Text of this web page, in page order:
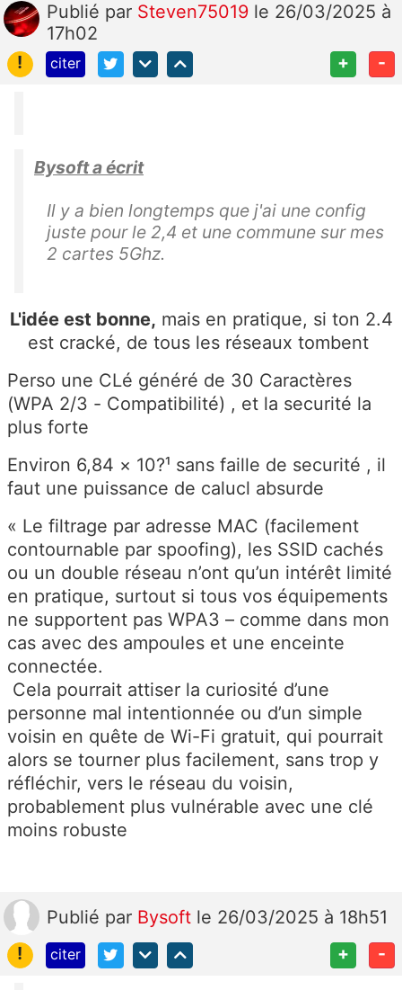
Publié par Steven75019 le 26/03/2025 à
17h02
!
citer + -
Bysoft a écrit
Il y a bien longtemps que j'ai une config
juste pour le 2,4 et une commune sur mes
2 cartes 5Ghz.
L'idée est bonne, mais en pratique, si ton 2.4
est cracké, de tous les réseaux tombent
Perso une CLé généré de 30 Caractères
(WPA 2/3 - Compatibilité) , et la securité la
plus forte
Environ 6,84 × 10?¹ sans faille de securité , il
faut une puissance de calucl absurde
« Le filtrage par adresse MAC (facilement
contournable par spoofing), les SSID cachés
ou un double réseau n’ont qu’un intérêt limité
en pratique, surtout si tous vos équipements
ne supportent pas WPA3 – comme dans mon
cas avec des ampoules et une enceinte
connectée.
Cela pourrait attiser la curiosité d’une
personne mal intentionnée ou d’un simple
voisin en quête de Wi-Fi gratuit, qui pourrait
alors se tourner plus facilement, sans trop y
réfléchir, vers le réseau du voisin,
probablement plus vulnérable avec une clé
moins robuste
Publié par Bysoft le 26/03/2025 à 18h51
!
citer + -